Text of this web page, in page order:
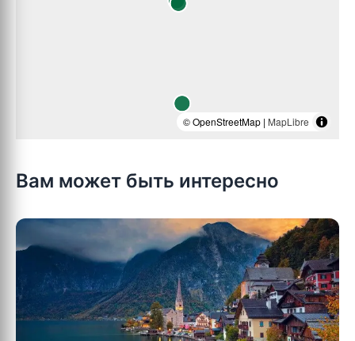
© OpenStreetMap | MapLibre
Вам может быть интересно